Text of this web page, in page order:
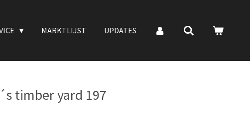
MARKTLIJST UPDATES
timber yard 197